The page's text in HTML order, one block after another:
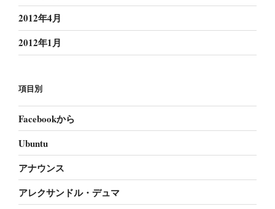
2012年4月
2012年1月
項目別
Facebookから
Ubuntu
アナウンス
アレクサンドル・デュマ